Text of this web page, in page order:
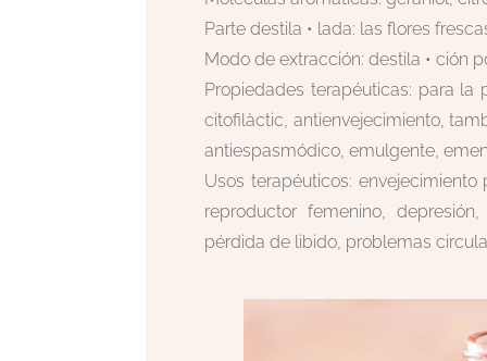
Parte destila • lada: las flores
Modo de extracción: destila • ción
Propiedades terapéuticas: para
citofilàctic, antienvejecimiento,
antiespasmódico, emulgente,
Usos terapéuticos:
reproductor femenino,
pérdida de libido, problemas